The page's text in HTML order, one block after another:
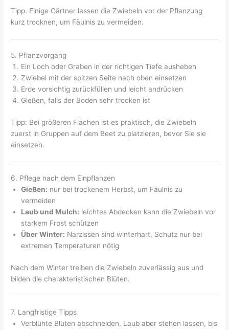
Tipp: Einige Gärtner lassen die Zwiebeln vor der Pflanzung
kurz trocknen, um Fäulnis zu vermeiden.
5. Pflanzvorgang
Ein Loch oder Graben in der richtigen Tiefe ausheben
Zwiebel mit der spitzen Seite nach oben einsetzen
Erde vorsichtig zurückfüllen und leicht andrücken
Gießen, falls der Boden sehr trocken ist
Tipp: Bei größeren Flächen ist es praktisch, die Zwiebeln
zuerst in Gruppen auf dem Beet zu platzieren, bevor Sie sie
einsetzen.
6. Pflege nach dem Einpflanzen
Gießen: nur bei trockenem Herbst, um Fäulnis zu
vermeiden
Laub und Mulch: leichtes Abdecken kann die Zwiebeln vor
starkem Frost schützen
Über Winter: Narzissen sind winterhart, Schutz nur bei
extremen Temperaturen nötig
Nach dem Winter treiben die Zwiebeln zuverlässig aus und
bilden die charakteristischen Blüten.
7. Langfristige Tipps
Verblühte Blüten abschneiden, Laub aber stehen lassen, bis